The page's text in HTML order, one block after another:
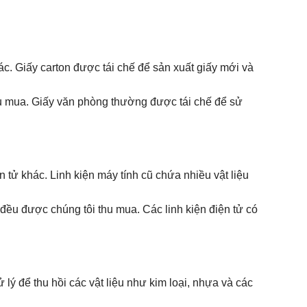
Giấy carton được tái chế để sản xuất giấy mới và
Giấy văn phòng thường được tái chế để sử
tử khác. Linh kiện máy tính cũ chứa nhiều vật liệu
được chúng tôi thu mua. Các linh kiện điện tử có
lý để thu hồi các vật liệu như kim loại, nhựa và các